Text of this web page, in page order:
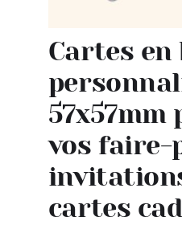
Cartes en
57x57mm
vos faire-
cartes